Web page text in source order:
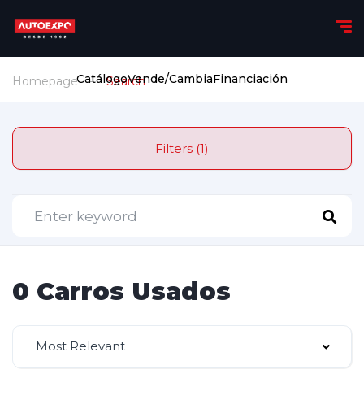
CatálogoVende/CambiaFinanciación
Homepage Search
Filters (1)
0 Carros Usados
Most Relevant